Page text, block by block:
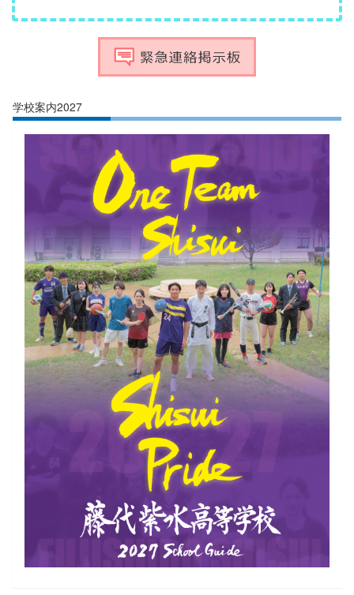
学校案内2027